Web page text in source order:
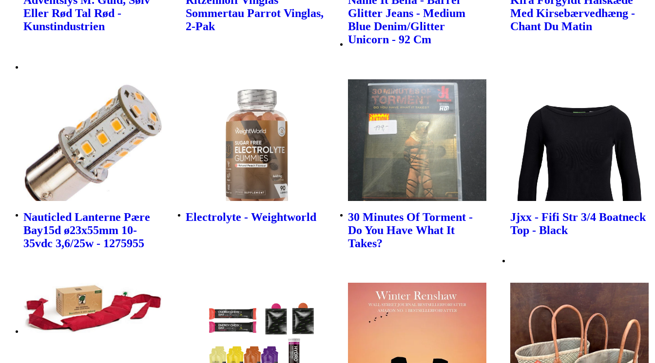
Eller Rød Tal Rød -
Kunstindustrien
Sommertau Parrot Vinglas,
2-Pak
Glitter Jeans - Medium
Blue Denim/Glitter
Unicorn - 92 Cm
Med Kirsebærvedhæng -
Chant Du Matin
Nauticled Lanterne Pære
Bay15d ø23x55mm 10-
35vdc 3,6/25w - 1275955
Electrolyte - Weightworld
30 Minutes Of Torment -
Do You Have What It
Takes?
Jjxx - Fifi Str 3/4 Boatneck
Top - Black